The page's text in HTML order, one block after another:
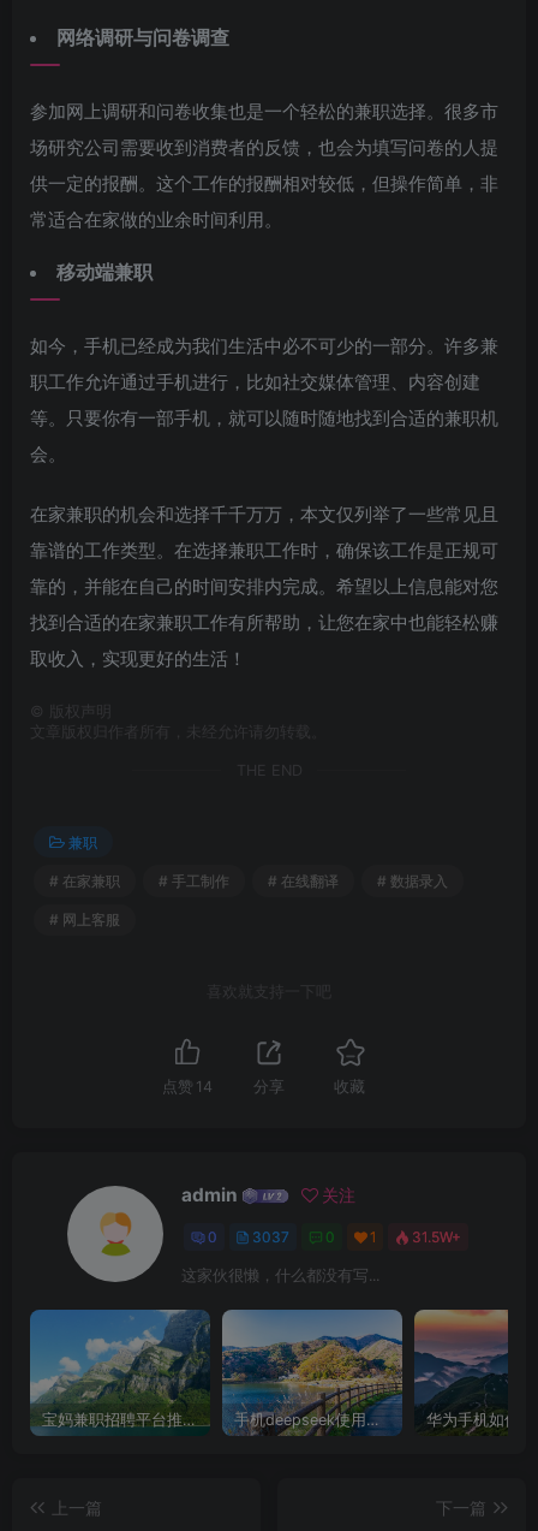
网络调研与问卷调查
参加网上调研和问卷收集也是一个轻松的兼职选择。很多市
场研究公司需要收到消费者的反馈，也会为填写问卷的人提
供一定的报酬。这个工作的报酬相对较低，但操作简单，非
常适合在家做的业余时间利用。
移动端兼职
如今，手机已经成为我们生活中必不可少的一部分。许多兼
职工作允许通过手机进行，比如社交媒体管理、内容创建
等。只要你有一部手机，就可以随时随地找到合适的兼职机
会。
在家兼职的机会和选择千千万万，本文仅列举了一些常见且
靠谱的工作类型。在选择兼职工作时，确保该工作是正规可
靠的，并能在自己的时间安排内完成。希望以上信息能对您
找到合适的在家兼职工作有所帮助，让您在家中也能轻松赚
取收入，实现更好的生活！
©
版权声明
文章版权归作者所有，未经允许请勿转载。
THE END
兼职
# 在家兼职 # 手工制作 # 在线翻译 # 数据录入
# 网上客服
喜欢就支持一下吧
点赞 14 分享 收藏
admin 关注
0 3037 0 1 31.5W+
这家伙很懒，什么都没有写...
宝妈兼职招聘平台推荐，轻松找到理想工作！ 手机deepseek使用全攻略，轻松实现画图与炒股功能
上一篇
下一篇